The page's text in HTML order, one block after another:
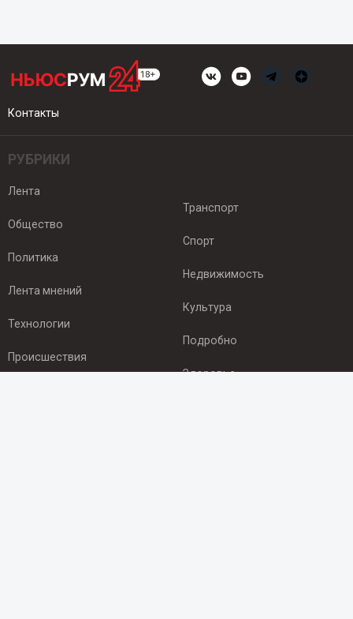
Контакты
РУБРИКИ
Лента
Общество
Политика
Лента мнений
Технологии
Происшествия
Транспорт
Спорт
Недвижимость
Культура
Подробно
Здоровье